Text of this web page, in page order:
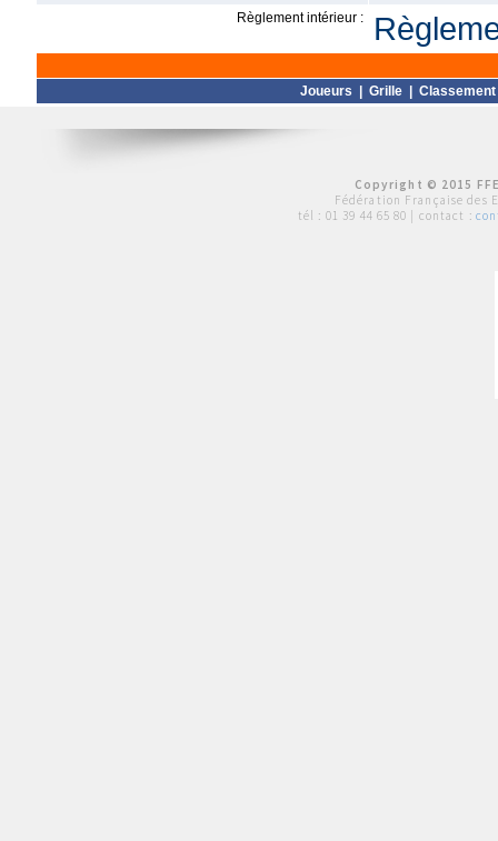
Règlement intérieur :
Joueurs Grille Classement
Copyright © 2015
Fédération Française des
tél : 01 39 44 65 80 | contact :